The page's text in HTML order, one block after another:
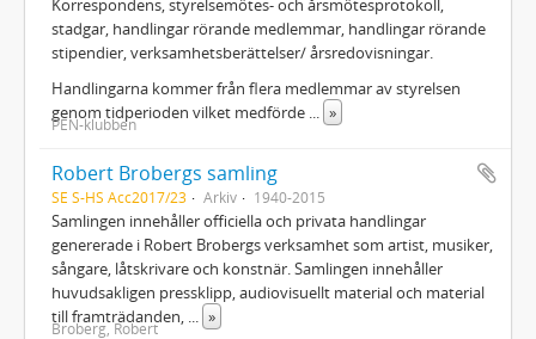
stadgar, handlingar rörande medlemmar, handlingar rörande
stipendier, verksamhetsberättelser/ årsredovisningar.
Handlingarna kommer från flera medlemmar av styrelsen
genom tidperioden vilket medförde
»
PEN-klubben
Robert Brobergs samling
SE S-HS Acc2017/23 Arkiv 1940-2015
Samlingen innehåller officiella och privata handlingar
genererade i Robert Brobergs verksamhet som artist, musiker,
sångare, låtskrivare och konstnär. Samlingen innehåller
huvudsakligen pressklipp, audiovisuellt material och material
till framträdanden,
»
Broberg, Robert